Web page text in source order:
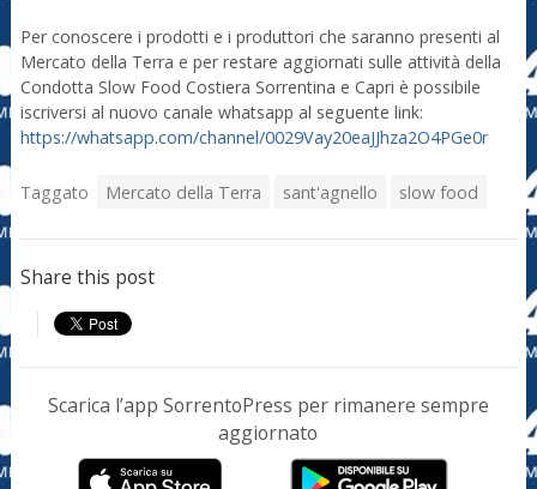
Per conoscere i prodotti e i produttori che saranno presenti al
Mercato della Terra e per restare aggiornati sulle attività della
Condotta Slow Food Costiera Sorrentina e Capri è possibile
iscriversi al nuovo canale whatsapp al seguente link:
https://whatsapp.com/channel/0029Vay20eaJJhza2O4PGe0r
Taggato Mercato della Terra sant'agnello slow food
Share this post
Scarica l’app SorrentoPress per rimanere sempre
aggiornato